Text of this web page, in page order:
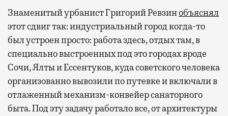
Знаменитый урбанист Григорий Ревзинобъяснял
этот сдвиг так: индустриальный город когда-то
был устроен просто: работа здесь, отдых там, в
специально выстроенных под это городах вроде
Сочи, Ялты и Ессентуков, куда советского человека
организованно вывозили по путевке и включали в
отлаженный механизм-конвейер санаторного
быта. Под эту задачу работало все, от архитектуры